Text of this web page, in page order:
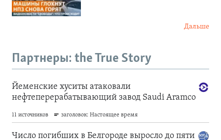
Дальше
Партнеры: the True Story